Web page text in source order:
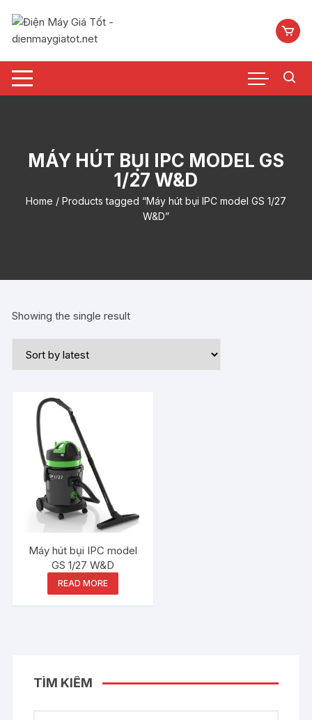
nội
MÁY HÚT BỤI IPC MODEL GS
1/27 W&D
Home / Products tagged “Máy hút bụi IPC model GS 1/27
W&D”
Showing the single result
Máy hút bụi IPC model
GS 1/27 W&D
READ MORE
TÌM KIẾM